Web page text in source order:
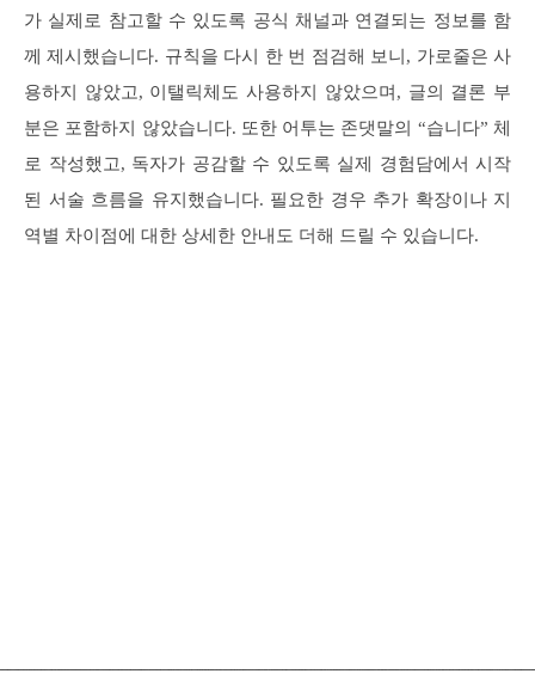
가 실제로 참고할 수 있도록 공식 채널과 연결되는 정보를 함
께 제시했습니다. 규칙을 다시 한 번 점검해 보니, 가로줄은 사
용하지 않았고, 이탤릭체도 사용하지 않았으며, 글의 결론 부
분은 포함하지 않았습니다. 또한 어투는 존댓말의 “습니다” 체
로 작성했고, 독자가 공감할 수 있도록 실제 경험담에서 시작
된 서술 흐름을 유지했습니다. 필요한 경우 추가 확장이나 지
역별 차이점에 대한 상세한 안내도 더해 드릴 수 있습니다.